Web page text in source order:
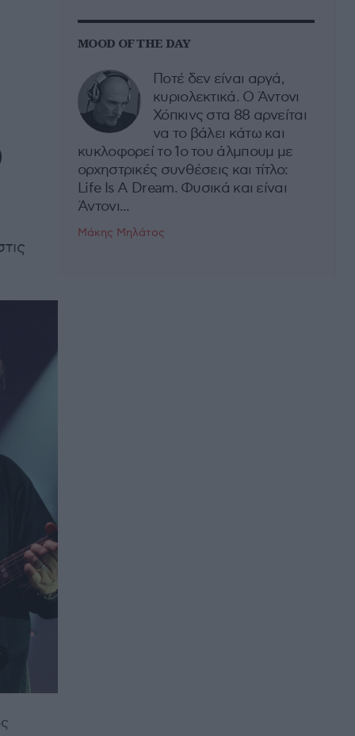
MOOD OF THE DAY
Ποτέ δεν είναι αργά,
κυριολεκτικά. Ο Άντονι
Χόπκινς στα 88 αρνείται
να το βάλει κάτω και
κυκλοφορεί το 1ο του άλμπουμ με
ορχηστρικές συνθέσεις και τίτλο:
Life Is A Dream. Φυσικά και είναι
Άντονι...
Μάκης Μηλάτος